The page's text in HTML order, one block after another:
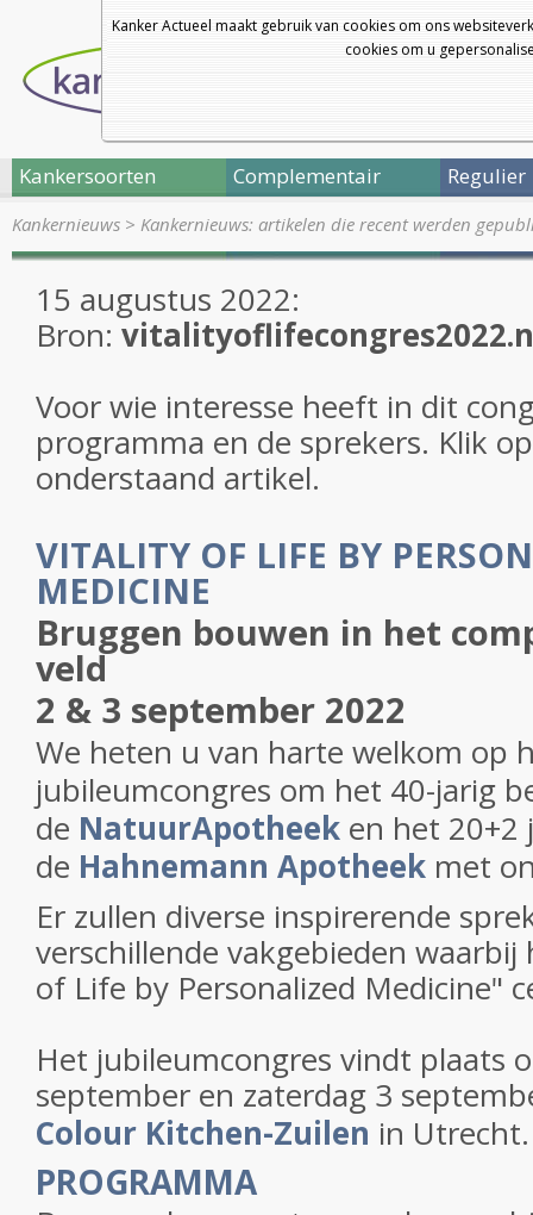
Kanker Actueel maakt gebruik van cookies om ons
cookies om u
Kankersoorten Complementair Regulier
Kankernieuws > Kankernieuws: artikelen die recent werden
15 augustus 2022:
Bron:
Voor wie interesse heeft in dit
programma en de sprekers. Klik
onderstaand artikel.
VITALITY OF LIFE BY
MEDICINE
Bruggen bouwen in het
veld
2 & 3 september 2022
We heten u van harte welkom op
jubileumcongres om het 40-jarig
de NatuurApotheek en het 20+2
de Hahnemann Apotheek met
Er zullen diverse inspirerende
verschillende vakgebieden
of Life by Personalized Medicine"
Het jubileumcongres vindt plaats
september en zaterdag 3
Colour Kitchen-Zuilen in Utrecht.
PROGRAMMA